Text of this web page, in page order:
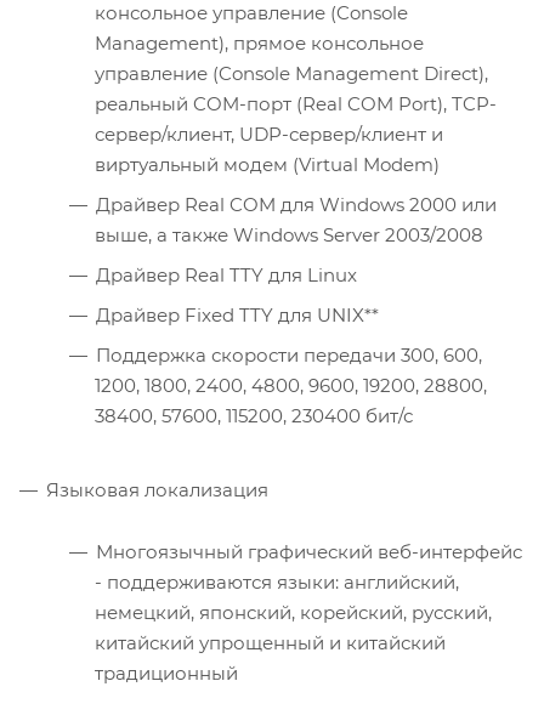
консольное управление (Console
Management), прямое консольное
управление (Console Management Direct),
реальный COM-порт (Real COM Port), TCP-
сервер/клиент, UDP-сервер/клиент и
виртуальный модем (Virtual Modem)
Драйвер Real COM для Windows 2000 или
выше, а также Windows Server 2003/2008
Драйвер Real TTY для Linux
Драйвер Fixed TTY для UNIX**
Поддержка скорости передачи 300, 600,
1200, 1800, 2400, 4800, 9600, 19200, 28800,
38400, 57600, 115200, 230400 бит/с
Языковая локализация
Многоязычный графический веб-интерфейс
- поддерживаются языки: английский,
немецкий, японский, корейский, русский,
китайский упрощенный и китайский
традиционный